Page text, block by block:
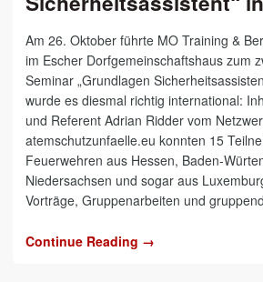
Am 26. Oktober führte MO Training &
im Escher Dorfgemeinschaftshaus zum
Seminar „Grundlagen
wurde es diesmal richtig international:
und Referent Adrian Ridder vom
atemschutzunfaelle.eu konnten 15
Feuerwehren aus Hessen, Baden-
Niedersachsen und sogar aus
Vorträge, Gruppenarbeiten und
Continue Reading →